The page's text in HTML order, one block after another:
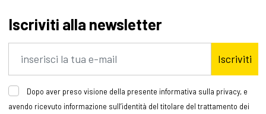
Iscriviti alla newsletter
Iscriviti
Dopo aver preso visione della presente informativa sulla privacy, e
avendo ricevuto informazione sull’identità del titolare del trattamento dei